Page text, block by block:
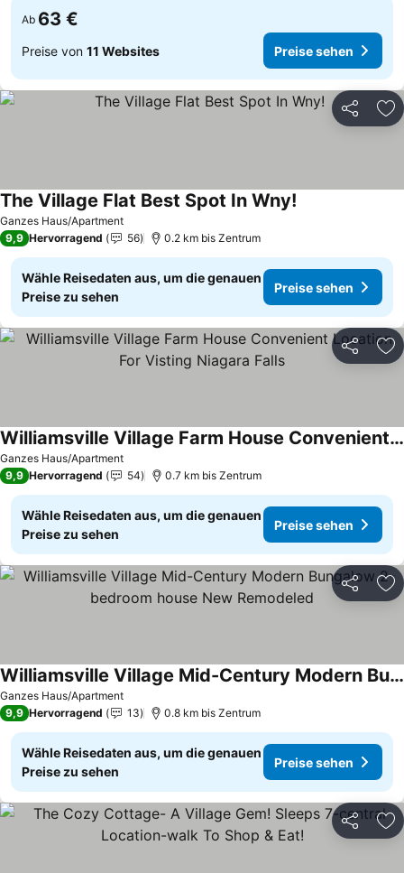
Ab 63 €
Preise von 11 Websites Preise sehen
Teilen
Ganzes Haus/Apartment
The Village Flat Best Spot In Wny!
9,9 Hervorragend 56 0.2 km bis Zentrum
Wähle Reisedaten aus, um die genauen
Preise zu sehen
Preise sehen
Teilen
Ganzes Haus/Apartment
Williamsville Village Farm House Convenient Location For Visting Niagara Falls
Preise sehen
9,9 Hervorragend 54 0.7 km bis Zentrum
Wähle Reisedaten aus, um die genauen
Preise zu sehen
Preise sehen
Teilen
Ganzes Haus/Apartment
Williamsville Village Mid-Century Modern Bungalow 2-bedroom house New Remodeled
Preise sehen
9,9 Hervorragend 13 0.8 km bis Zentrum
Wähle Reisedaten aus, um die genauen
Preise zu sehen
Preise sehen
Teilen